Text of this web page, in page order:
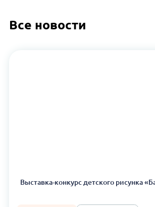
Все новости
Выставка-конкурс детского рисунка